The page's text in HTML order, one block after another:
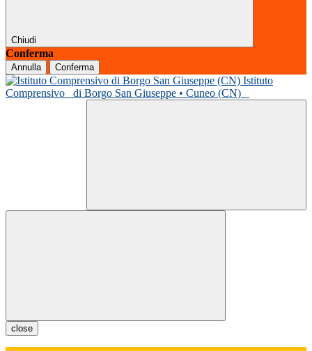
Chiudi
Conferma
Annulla Conferma
Istituto
Comprensivo
di Borgo San Giuseppe • Cuneo (CN)
close